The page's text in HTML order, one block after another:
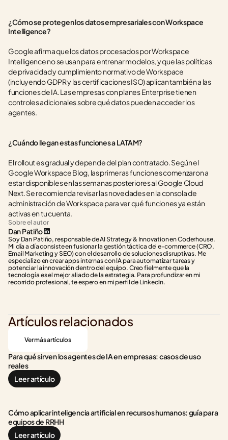
¿Cómo se protegen los datos empresariales con Workspace
Intelligence?
Google afirma que los datos procesados por Workspace
Intelligence no se usan para entrenar modelos, y que las políticas
de privacidad y cumplimiento normativo de Workspace
(incluyendo GDPR y las certificaciones ISO) aplican también a las
funciones de IA. Las empresas con planes Enterprise tienen
controles adicionales sobre qué datos pueden acceder los
agentes.
¿Cuándo llegan estas funciones a LATAM?
El rollout es gradual y depende del plan contratado. Según el
Google Workspace Blog, las primeras funciones comenzaron a
estar disponibles en las semanas posteriores al Google Cloud
Next. Se recomienda revisar las novedades en la consola de
administración de Workspace para ver qué funciones ya están
activas en tu cuenta.
Sobre el autor
Dan Patiño
Soy Dan Patiño, responsable de AI Strategy & Innovation en Coderhouse.
Mi día a día consiste en fusionar la gestión táctica del e-commerce (CRO,
Email Marketing y SEO) con el desarrollo de soluciones disruptivas. Me
especializo en crear apps internas con IA para automatizar tareas y
potenciar la innovación dentro del equipo. Creo fielmente que la
tecnología es el mejor aliado de la estrategia. Para profundizar en mi
recorrido profesional, te espero en mi perfil de LinkedIn.
Artículos relacionados
Ver más artículos
Para qué sirven los agentes de IA en empresas: casos de uso
reales
Leer artículo
Cómo aplicar inteligencia artificial en recursos humanos: guía para
equipos de RRHH
Leer artículo